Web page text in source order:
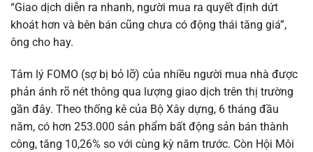
“Giao dịch diễn ra nhanh, người mua ra quyết định dứt
khoát hơn và bên bán cũng chưa có động thái tăng giá”,
ông cho hay.
Tâm lý FOMO (sợ bị bỏ lỡ) của nhiều người mua nhà được
phản ánh rõ nét thông qua lượng giao dịch trên thị trường
gần đây. Theo thống kê của Bộ Xây dựng, 6 tháng đầu
năm, có hơn 253.000 sản phẩm bất động sản bán thành
công, tăng 10,26% so với cùng kỳ năm trước. Còn Hội Môi